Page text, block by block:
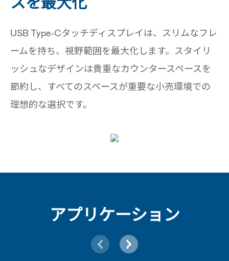
USB Type-Cタッチディスプレイは、スリムなフレ
ームを持ち、視野範囲を最大化します。スタイリ
ッシュなデザインは貴重なカウンタースペースを
節約し、すべてのスペースが重要な小売環境での
理想的な選択です。
アプリケーション